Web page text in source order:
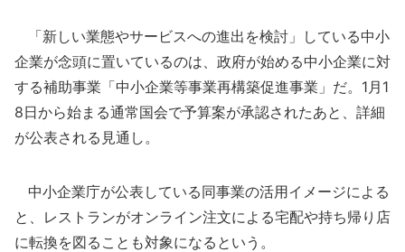
「新しい業態やサービスへの進出を検討」している中小
企業が念頭に置いているのは、政府が始める中小企業に対
する補助事業「中小企業等事業再構築促進事業」だ。1月1
8日から始まる通常国会で予算案が承認されたあと、詳細
が公表される見通し。
中小企業庁が公表している同事業の活用イメージによる
と、レストランがオンライン注文による宅配や持ち帰り店
に転換を図ることも対象になるという。